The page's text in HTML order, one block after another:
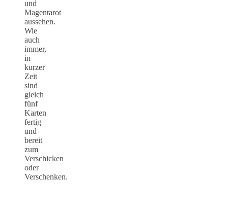
und
Magentarot
aussehen.
Wie
auch
immer,
in
kurzer
Zeit
sind
gleich
fünf
Karten
fertig
und
bereit
zum
Verschicken
oder
Verschenken.